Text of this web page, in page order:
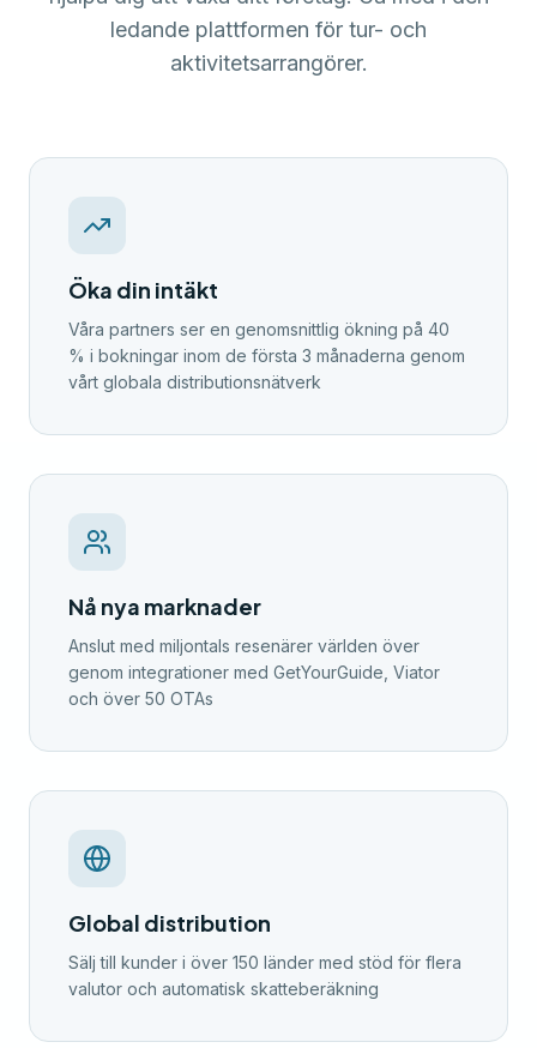
ledande plattformen för tur- och
aktivitetsarrangörer.
Öka din intäkt
Våra partners ser en genomsnittlig ökning på 40
% i bokningar inom de första 3 månaderna genom
vårt globala distributionsnätverk
Nå nya marknader
Anslut med miljontals resenärer världen över
genom integrationer med GetYourGuide, Viator
och över 50 OTAs
Global distribution
Sälj till kunder i över 150 länder med stöd för flera
valutor och automatisk skatteberäkning